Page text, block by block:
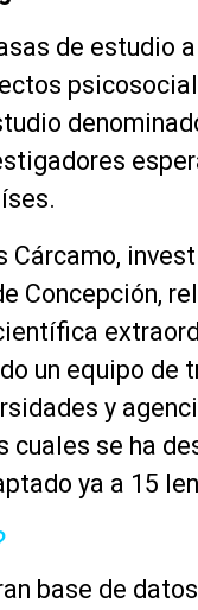
de estudio
Cárcamo,
Concepción,
un equipo de
y
cuales se ha
ya a 15
base de